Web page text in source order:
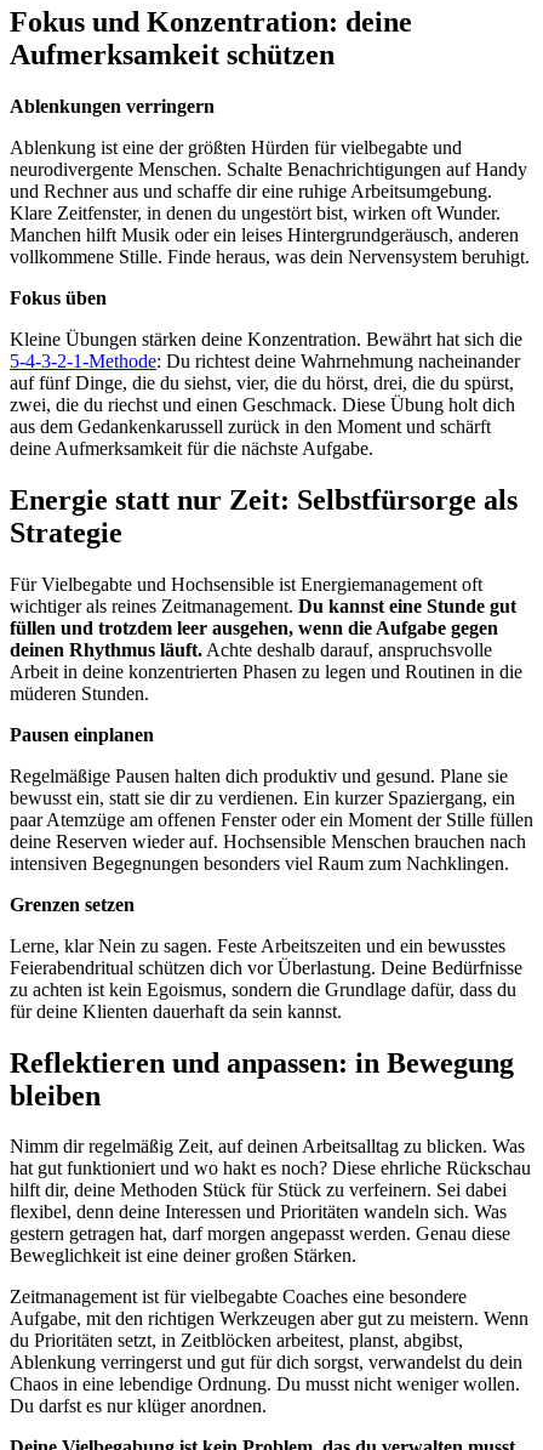
Fokus und Konzentration: deine
Aufmerksamkeit schützen
Ablenkungen verringern
Ablenkung ist eine der größten Hürden für vielbegabte und
neurodivergente Menschen. Schalte Benachrichtigungen auf Handy
und Rechner aus und schaffe dir eine ruhige Arbeitsumgebung.
Klare Zeitfenster, in denen du ungestört bist, wirken oft Wunder.
Manchen hilft Musik oder ein leises Hintergrundgeräusch, anderen
vollkommene Stille. Finde heraus, was dein Nervensystem beruhigt.
Fokus üben
Kleine Übungen stärken deine Konzentration. Bewährt hat sich die
5-4-3-2-1-Methode: Du richtest deine Wahrnehmung nacheinander
auf fünf Dinge, die du siehst, vier, die du hörst, drei, die du spürst,
zwei, die du riechst und einen Geschmack. Diese Übung holt dich
aus dem Gedankenkarussell zurück in den Moment und schärft
deine Aufmerksamkeit für die nächste Aufgabe.
Energie statt nur Zeit: Selbstfürsorge als
Strategie
Für Vielbegabte und Hochsensible ist Energiemanagement oft
wichtiger als reines Zeitmanagement. Du kannst eine Stunde gut
füllen und trotzdem leer ausgehen, wenn die Aufgabe gegen
deinen Rhythmus läuft. Achte deshalb darauf, anspruchsvolle
Arbeit in deine konzentrierten Phasen zu legen und Routinen in die
müderen Stunden.
Pausen einplanen
Regelmäßige Pausen halten dich produktiv und gesund. Plane sie
bewusst ein, statt sie dir zu verdienen. Ein kurzer Spaziergang, ein
paar Atemzüge am offenen Fenster oder ein Moment der Stille füllen
deine Reserven wieder auf. Hochsensible Menschen brauchen nach
intensiven Begegnungen besonders viel Raum zum Nachklingen.
Grenzen setzen
Lerne, klar Nein zu sagen. Feste Arbeitszeiten und ein bewusstes
Feierabendritual schützen dich vor Überlastung. Deine Bedürfnisse
zu achten ist kein Egoismus, sondern die Grundlage dafür, dass du
für deine Klienten dauerhaft da sein kannst.
Reflektieren und anpassen: in Bewegung
bleiben
Nimm dir regelmäßig Zeit, auf deinen Arbeitsalltag zu blicken. Was
hat gut funktioniert und wo hakt es noch? Diese ehrliche Rückschau
hilft dir, deine Methoden Stück für Stück zu verfeinern. Sei dabei
flexibel, denn deine Interessen und Prioritäten wandeln sich. Was
gestern getragen hat, darf morgen angepasst werden. Genau diese
Beweglichkeit ist eine deiner großen Stärken.
Zeitmanagement ist für vielbegabte Coaches eine besondere
Aufgabe, mit den richtigen Werkzeugen aber gut zu meistern. Wenn
du Prioritäten setzt, in Zeitblöcken arbeitest, planst, abgibst,
Ablenkung verringerst und gut für dich sorgst, verwandelst du dein
Chaos in eine lebendige Ordnung. Du musst nicht weniger wollen.
Du darfst es nur klüger anordnen.